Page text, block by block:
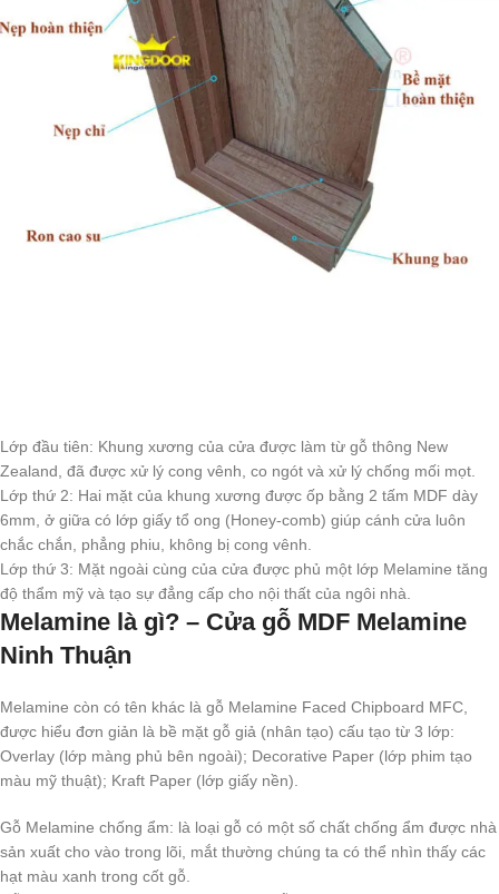
Lớp đầu tiên: Khung xương của cửa được làm từ gỗ thông New
Zealand, đã được xử lý cong vênh, co ngót và xử lý chống mối mọt.
Lớp thứ 2: Hai mặt của khung xương được ốp bằng 2 tấm MDF dày
6mm, ở giữa có lớp giấy tổ ong (Honey-comb) giúp cánh cửa luôn
chắc chắn, phẳng phiu, không bị cong vênh.
Lớp thứ 3: Mặt ngoài cùng của cửa được phủ một lớp Melamine tăng
độ thẩm mỹ và tạo sự đẳng cấp cho nội thất của ngôi nhà.
Melamine là gì? – Cửa gỗ MDF Melamine
Ninh Thuận
Melamine còn có tên khác là gỗ Melamine Faced Chipboard MFC,
được hiểu đơn giản là bề mặt gỗ giả (nhân tạo) cấu tạo từ 3 lớp:
Overlay (lớp màng phủ bên ngoài); Decorative Paper (lớp phim tạo
màu mỹ thuật); Kraft Paper (lớp giấy nền).
Gỗ Melamine chống ẩm: là loại gỗ có một số chất chống ẩm được nhà
sản xuất cho vào trong lõi, mắt thường chúng ta có thể nhìn thấy các
hạt màu xanh trong cốt gỗ.